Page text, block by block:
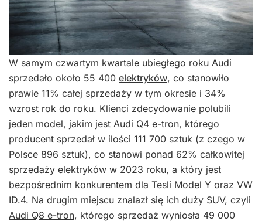
W samym czwartym kwartale ubiegłego roku Audi
sprzedało około 55 400 elektryków, co stanowiło
prawie 11% całej sprzedaży w tym okresie i 34%
wzrost rok do roku. Klienci zdecydowanie polubili
jeden model, jakim jest Audi Q4 e-tron, którego
producent sprzedał w ilości 111 700 sztuk (z czego w
Polsce 896 sztuk), co stanowi ponad 62% całkowitej
sprzedaży elektryków w 2023 roku, a który jest
bezpośrednim konkurentem dla Tesli Model Y oraz VW
ID.4. Na drugim miejscu znalazł się ich duży SUV, czyli
Audi Q8 e-tron, którego sprzedaż wyniosła 49 000